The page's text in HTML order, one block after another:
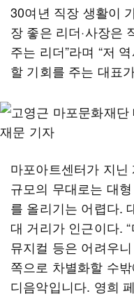
30여년 직장 생활이
장 좋은 리더·사장은
주는 리더”라며 “저
할 기회를 주는 대표
마포아트센터가 지
규모의 무대로는 대
를 올리기는 어렵다.
대 거리가 인근이다.
뮤지컬 등은 어려우
쪽으로 차별화할 수
디음악입니다. 영희